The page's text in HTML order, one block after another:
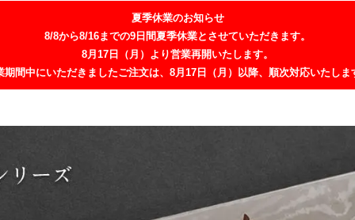
夏季休業のお知らせ
8/8から8/16までの9日間夏季休業とさせていただきます。
8月17日（月）より営業再開いたします。
期間中にいただきましたご注文は、8月17日（月）以降、順次対応いたしま